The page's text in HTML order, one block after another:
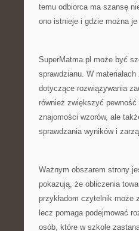
temu odbiorca ma szansę
ono istnieje i gdzie można
SuperMatma.pl może być
sprawdzianu. W
dotyczące rozwiązywania
również zwiększyć
znajomości wzorów, ale
sprawdzania wyników i
Ważnym obszarem strony
pokazują, że obliczenia
przykładom czytelnik może
lecz pomaga podejmować
osób, które w szkole